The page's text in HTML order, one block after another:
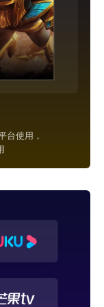
台使用，